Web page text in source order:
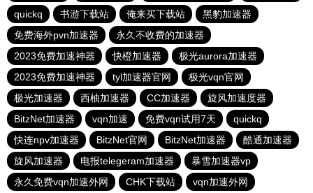
quickq
书游下载站 俺来买下载站
黑豹加速器
免费海外pvn加速器
永久不收费的加速器
2023免费加速神器
快橙加速器
极光aurora加速器
2023免费加速神器
tyl加速器官网
极光vqn官网
极光加速器
西柚加速器 CC加速器
旋风加速度器
BitzNet加速器
vqn加速 免费vqn试用7天
quickq
快连npv加速器
BitzNet官网 BitzNet加速器
酷通加速器
旋风加速器
电报telegeram加速器
暴雪加速器vp
永久免费vqn加速外网
CHK下载站 vqn加速外网